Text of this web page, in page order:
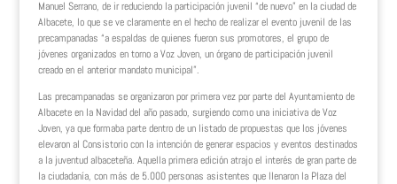
Manuel Serrano, de ir reduciendo la participación juvenil “de nuevo” en la ciudad de
Albacete, lo que se ve claramente en el hecho de realizar el evento juvenil de las
precampanadas “a espaldas de quienes fueron sus promotores, el grupo de
jóvenes organizados en torno a Voz Joven, un órgano de participación juvenil
creado en el anterior mandato municipal”.
Las precampanadas se organizaron por primera vez por parte del Ayuntamiento de
Albacete en la Navidad del año pasado, surgiendo como una iniciativa de Voz
Joven, ya que formaba parte dentro de un listado de propuestas que los jóvenes
elevaron al Consistorio con la intención de generar espacios y eventos destinados
a la juventud albaceteña. Aquella primera edición atrajo el interés de gran parte de
la ciudadanía, con más de 5.000 personas asistentes que llenaron la Plaza del